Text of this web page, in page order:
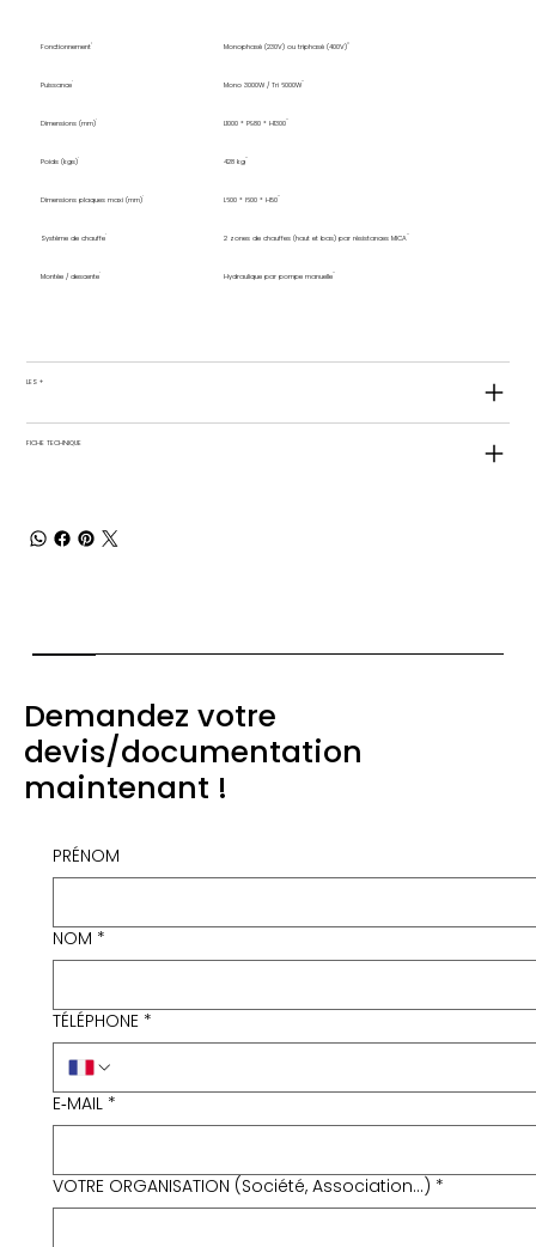
Fonctionnement Monophasé (230V) ou triphasé (400V)
Puissance Mono 3000W / Tri 6000W
Dimensions (mm) L1000 * P980 * H1300
Poids (kgs) 428 kg
Dimensions plaques maxi (mm) L600 * l600 * H50
Système de chauffe 2 zones de chauffes (haut et bas) par résistances MICA
Montée / descente Hydraulique par pompe manuelle
LES +
FICHE TECHNIQUE
Demandez votre
devis/documentation
maintenant !
PRÉNOM
NOM *
TÉLÉPHONE *
E‑MAIL *
VOTRE ORGANISATION (Société, Association...) *